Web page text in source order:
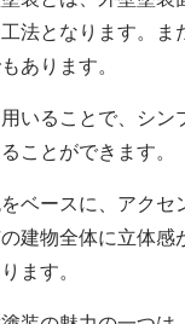
法となります。
ま
あります。
いることで、シン
ことができます。
ベースに、アクセ
建物全体に立体感
ます。